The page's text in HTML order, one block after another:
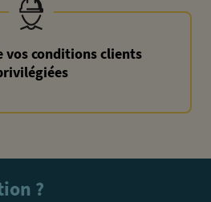
vos conditions clients
?